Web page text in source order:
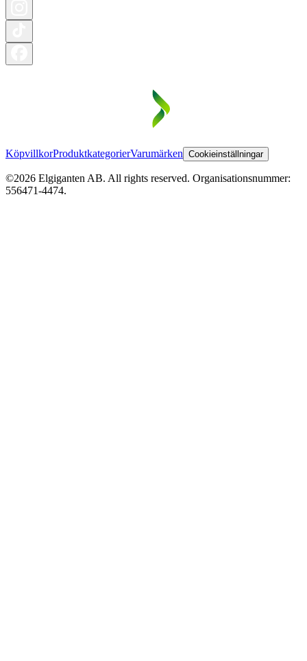
KöpvillkorProduktkategorierVarumärken Cookieinställningar
©2026 Elgiganten AB. All rights reserved. Organisationsnummer:
556471-4474.